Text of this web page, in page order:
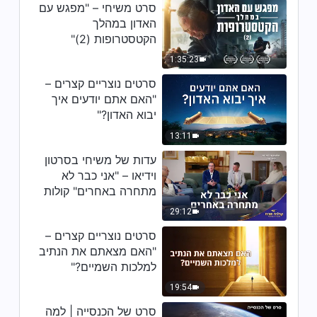
1:35:23
סרט משיחי – "מפגש עם
האדון במהלך
הקטסטרופות (2)"
13:11
סרטים נוצריים קצרים –
"האם אתם יודעים איך
יבוא האדון?"
29:12
עדות של משיחי בסרטון
וידיאו – "אני כבר לא
מתחרה באחרים" קולות
19:54
סרטים נוצריים קצרים –
"האם מצאתם את הנתיב
למלכות השמיים?"
סרט של הכנסייה | למה